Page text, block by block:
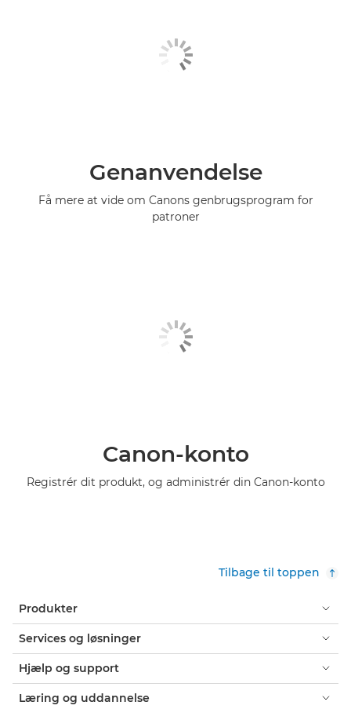
Genanvendelse
Få mere at vide om Canons genbrugsprogram for
patroner
Canon-konto
Registrér dit produkt, og administrér din Canon-konto
Tilbage til toppen
Produkter
Services og løsninger
Hjælp og support
Læring og uddannelse